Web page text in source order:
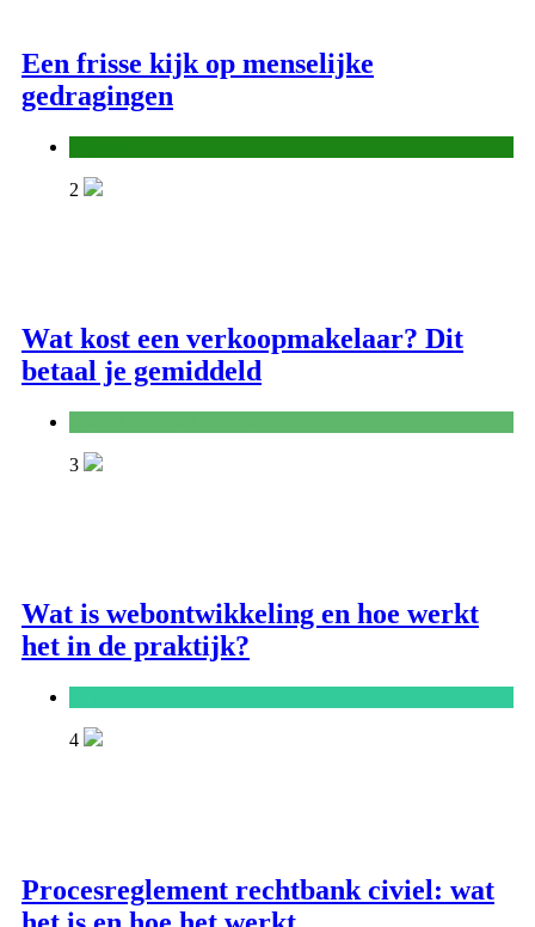
Een frisse kijk op menselijke
gedragingen
2
Wat kost een verkoopmakelaar? Dit
betaal je gemiddeld
3
Wat is webontwikkeling en hoe werkt
het in de praktijk?
4
Procesreglement rechtbank civiel: wat